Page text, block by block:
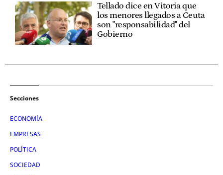
Tellado dice en Vitoria que
los menores llegados a Ceuta
son "responsabilidad" del
Gobierno
Secciones
ECONOMÍA
EMPRESAS
POLÍTICA
SOCIEDAD